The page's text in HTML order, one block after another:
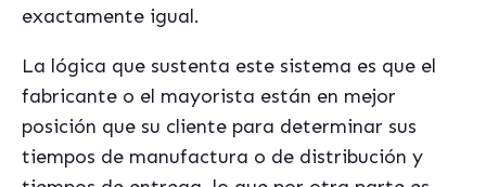
exactamente igual.
La lógica que sustenta este sistema es que el
fabricante o el mayorista están en mejor
posición que su cliente para determinar sus
tiempos de manufactura o de distribución y